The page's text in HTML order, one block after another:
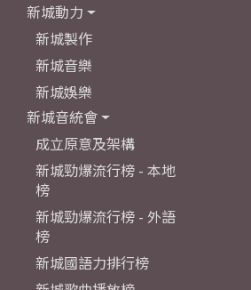
新城動力
新城製作
新城音樂
新城娛樂
新城音統會
成立原意及架構
新城勁爆流行榜 - 本地
榜
新城勁爆流行榜 - 外語
榜
新城國語力排行榜